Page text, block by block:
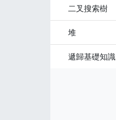
二叉搜索樹
堆
遞歸基礎知識